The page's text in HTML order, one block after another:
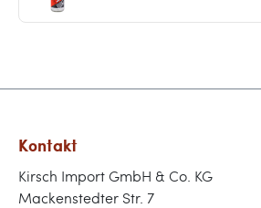
Kontakt
Kirsch Import GmbH & Co. KG
Mackenstedter Str. 7